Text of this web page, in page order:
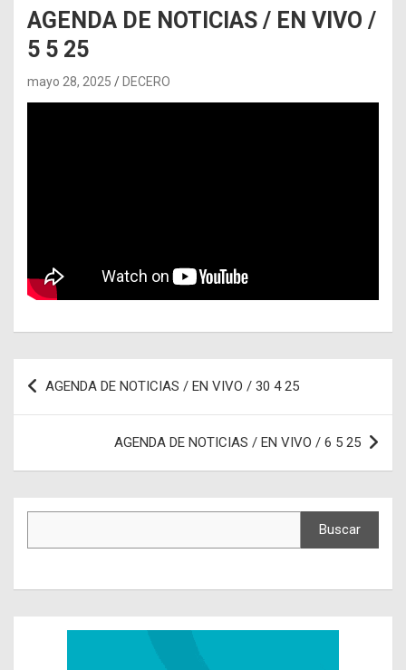
AGENDA DE NOTICIAS / EN VIVO /
5 5 25
mayo 28, 2025 DECERO
Navegación
de
AGENDA DE NOTICIAS / EN VIVO / 30 4 25
AGENDA DE NOTICIAS / EN VIVO / 6 5 25
Buscar